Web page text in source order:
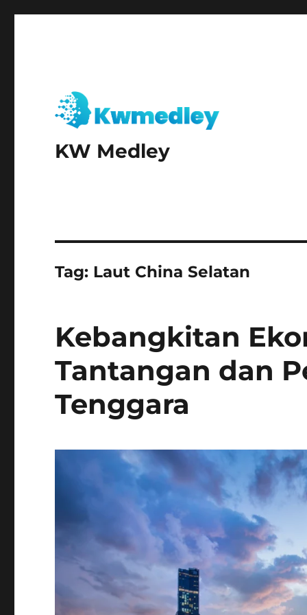
KW Medley
Tag: Laut China Selatan
Kebangkitan
Tantangan dan
Tenggara